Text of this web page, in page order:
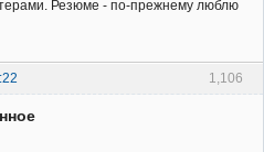
Резюме - по-прежнему люблю
1,106